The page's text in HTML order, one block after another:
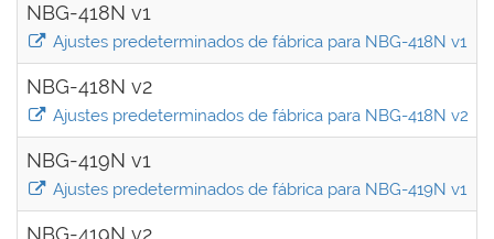
NBG-418N v1
Ajustes predeterminados de fábrica para NBG-418N v1
NBG-418N v2
Ajustes predeterminados de fábrica para NBG-418N v2
NBG-419N v1
Ajustes predeterminados de fábrica para NBG-419N v1
NBG-419N v2